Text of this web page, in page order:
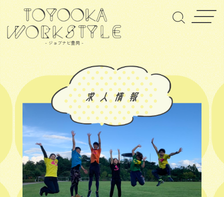
- ジョブナビ豊岡 -